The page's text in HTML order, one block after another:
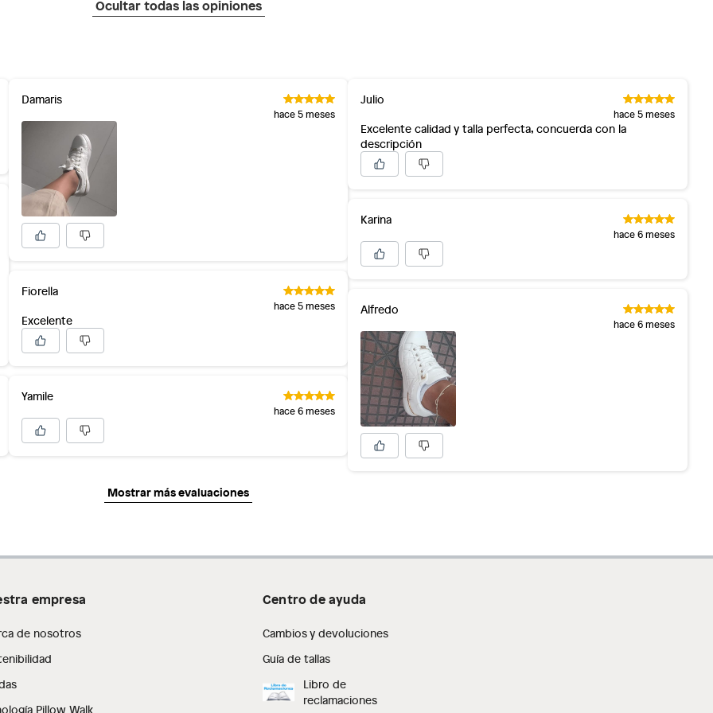
Ocultar todas las opiniones
Damaris
hace 5 meses
Fiorella
hace 5 meses
Excelente
Yamile
hace 6 meses
Julio
hace 5 meses
Excelente calidad y talla perfecta, concuerda con la
descripción
Karina
hace 6 meses
Alfredo
hace 6 meses
Mostrar más evaluaciones
empresa
de nosotros
Pillow Walk
Centro de ayuda
Cambios y devoluciones
Guía de tallas
Libro de
reclamaciones